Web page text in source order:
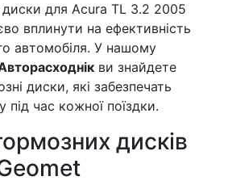
диски для Acura TL 3.2 2005
вплинути на ефективність
автомобіля. У нашому
ви знайдете
диски, які забезпечать
під час кожної поїздки.
дисків